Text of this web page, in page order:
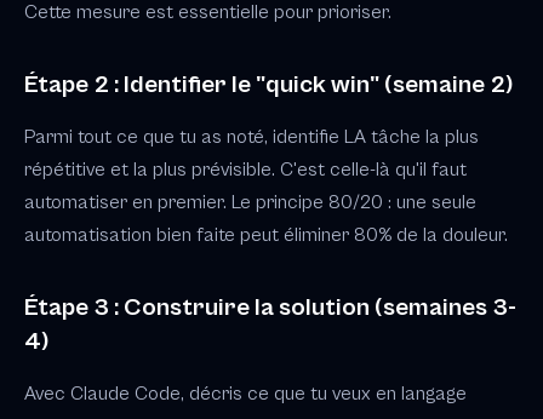
Cette mesure est essentielle pour prioriser.
Étape 2 : Identifier le "quick win" (semaine 2)
Parmi tout ce que tu as noté, identifie LA tâche la plus
répétitive et la plus prévisible. C'est celle-là qu'il faut
automatiser en premier. Le principe 80/20 : une seule
automatisation bien faite peut éliminer 80% de la douleur.
Étape 3 : Construire la solution (semaines 3-
4)
Avec Claude Code, décris ce que tu veux en langage